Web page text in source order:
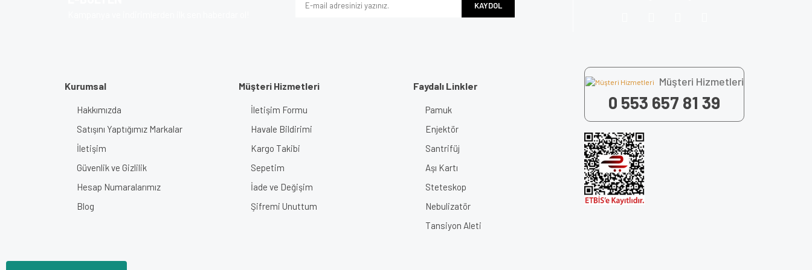
KAYDOL
Kurumsal
Hakkımızda
Satışını Yaptığımız Markalar
İletişim
Güvenlik ve Gizlilik
Hesap Numaralarımız
Blog
Müşteri Hizmetleri
İletişim Formu
Havale Bildirimi
Kargo Takibi
Sepetim
İade ve Değişim
Şifremi Unuttum
Faydalı Linkler
Pamuk
Enjektör
Santrifüj
Aşı Kartı
Steteskop
Nebulizatör
Tansiyon Aleti
Müşteri Hizmetleri
0 553 657 81 39